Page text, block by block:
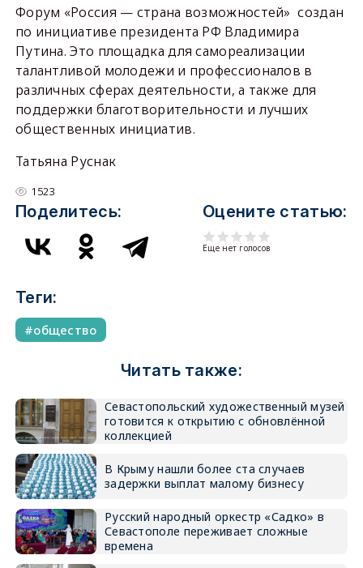
Форум «Россия — страна возможностей» создан
по инициативе президента РФ Владимира
Путина. Это площадка для самореализации
талантливой молодежи и профессионалов в
различных сферах деятельности, а также для
поддержки благотворительности и лучших
общественных инициатив.
Татьяна Руснак
1523
Поделитесь: Оцените статью:
Еще нет голосов
Теги:
общество
Читать также:
Севастопольский художественный музей
готовится к открытию с обновлённой
коллекцией
В Крыму нашли более ста случаев
задержки выплат малому бизнесу
Русский народный оркестр «Садко» в
Севастополе переживает сложные
времена